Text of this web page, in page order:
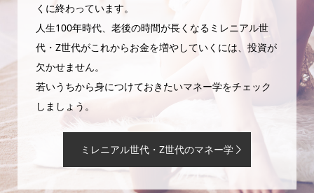
くに終わっています。
人生100年時代、老後の時間が長くなるミレニアル世
代・Z世代がこれからお金を増やしていくには、投資が
欠かせません。
若いうちから身につけておきたいマネー学をチェック
しましょう。
ミレニアル世代・Z世代のマネー学